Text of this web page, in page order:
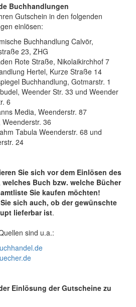
Buchhandlungen
Gutschein in den folgenden
einlösen:
Buchhandlung Calvör,
23, ZHG
Rote Straße, Nikolaikirchhof 7
Hertel, Kurze Straße 14
Buchhandlung, Gotmarstr. 1
Weender Str. 33 und Weender
6
Media, Weenderstr. 87
Weenderstr. 36
Tabula Weenderstr. 68 und
24
Sie sich vor dem Einlösen des
Buch bzw. welche Bücher
Sie kaufen möchten!
sich auch, ob der gewünschte
lieferbar ist.
sind u.a.:
Einlösung der Gutscheine zu